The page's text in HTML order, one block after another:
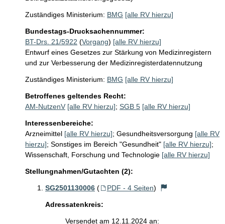
Zuständiges Ministerium: BMG [alle RV hierzu]
Bundestags-Drucksachennummer:
BT-Drs. 21/5922 (Vorgang) [alle RV hierzu]
Entwurf eines Gesetzes zur Stärkung von Medizinregistern
und zur Verbesserung der Medizinregisterdatennutzung
Zuständiges Ministerium: BMG [alle RV hierzu]
Betroffenes geltendes Recht:
AM-NutzenV [alle RV hierzu]; SGB 5 [alle RV hierzu]
Interessenbereiche:
Arzneimittel [alle RV hierzu]; Gesundheitsversorgung [alle RV
hierzu]; Sonstiges im Bereich "Gesundheit" [alle RV hierzu];
Wissenschaft, Forschung und Technologie [alle RV hierzu]
Stellungnahmen/Gutachten (2):
SG2501130006 ( PDF - 4 Seiten)
Adressatenkreis:
Versendet am 12.11.2024 an: